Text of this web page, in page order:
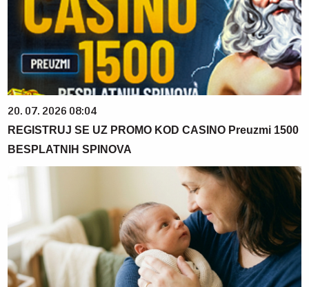
20. 07. 2026 08:04
REGISTRUJ SE UZ PROMO KOD CASINO Preuzmi 1500
BESPLATNIH SPINOVA